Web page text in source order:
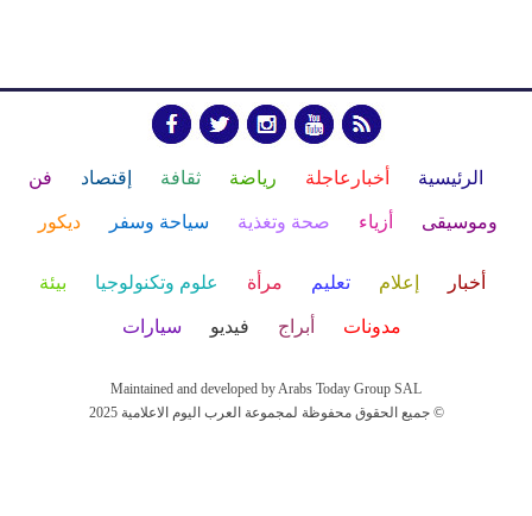
الرئيسية أخبارعاجلة رياضة ثقافة إقتصاد فن
وموسيقى أزياء صحة وتغذية سياحة وسفر ديكور
أخبار إعلام تعليم مرأة علوم وتكنولوجيا بيئة
مدونات أبراج فيديو سيارات
Maintained and developed by Arabs Today Group SAL
جميع الحقوق محفوظة لمجموعة العرب اليوم الاعلامية 2025 ©